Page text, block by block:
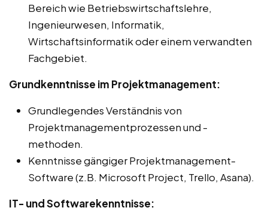
Bereich wie Betriebswirtschaftslehre,
Ingenieurwesen, Informatik,
Wirtschaftsinformatik oder einem verwandten
Fachgebiet.
Grundkenntnisse im Projektmanagement:
Grundlegendes Verständnis von
Projektmanagementprozessen und -
methoden.
Kenntnisse gängiger Projektmanagement-
Software (z.B. Microsoft Project, Trello, Asana).
IT- und Softwarekenntnisse: